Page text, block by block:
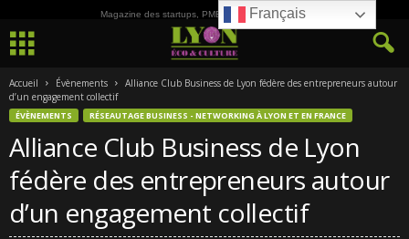
Magazine des startups, PME, ETI et de la Culture
Accueil Évènements
Alliance Club Business de Lyon fédère des entrepreneurs autour
d’un engagement collectif
ÉVÈNEMENTS RÉSEAUTAGE BUSINESS - NETWORKING À LYON ET EN FRANCE
Alliance Club Business de Lyon
fédère des entrepreneurs autour
d’un engagement collectif
Français